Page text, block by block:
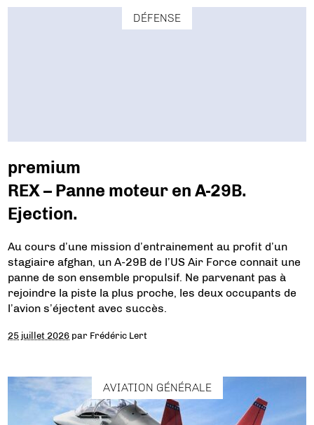
DÉFENSE
premium
REX – Panne moteur en A-29B.
Ejection.
Au cours d’une mission d’entrainement au profit d’un
stagiaire afghan, un A-29B de l’US Air Force connait une
panne de son ensemble propulsif. Ne parvenant pas à
rejoindre la piste la plus proche, les deux occupants de
l’avion s’éjectent avec succès.
25 juillet 2026 par Frédéric Lert
AVIATION GÉNÉRALE